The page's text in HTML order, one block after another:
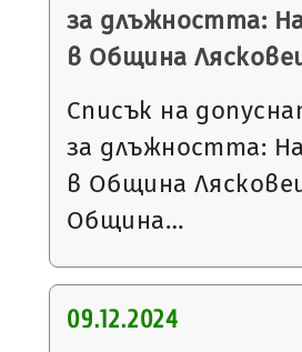
за длъжността:
в Община
Списък на
за длъжността:
в Община
Община…
09.12.2024